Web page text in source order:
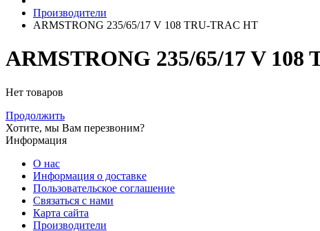
Производители
ARMSTRONG 235/65/17 V 108 TRU-TRAC HT
ARMSTRONG 235/65/17 V 108
Нет товаров
Продолжить
Хотите, мы Вам перезвоним?
Информация
О нас
Информация о доставке
Пользовательское соглашение
Связаться с нами
Карта сайта
Производители